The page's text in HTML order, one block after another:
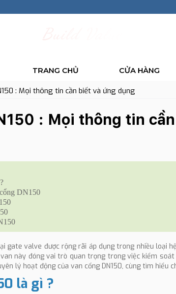
TRANG CHỦ CỬA HÀNG
: Mọi thông tin cần biết và ứng dụng
: Mọi thông tin
DN150
gate valve được rộng rãi áp dụng trong nhiều loại
này đóng vai trò quan trọng trong việc kiểm
lý hoạt động của van cổng DN150, cùng tìm hiểu
là gì ?